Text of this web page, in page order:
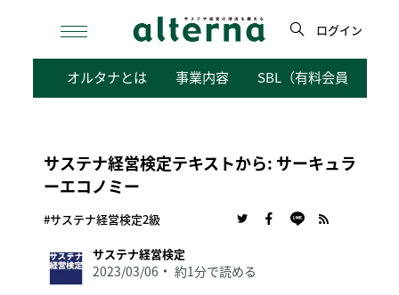
検
ログイン
オルタナとは 事業内容 SBL（有料会員向けサ
サステナ経営検定テキストから: サーキュラ
ーエコノミー
#サステナ経営検定2級
サステナ経営検定
2023/03/06 約1分で読める